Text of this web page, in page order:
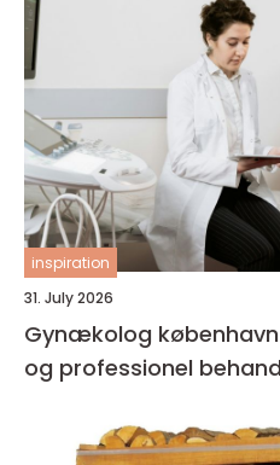
inspiration
31. July 2026
Gynækolog københavn sådan finder du tryg
og professionel